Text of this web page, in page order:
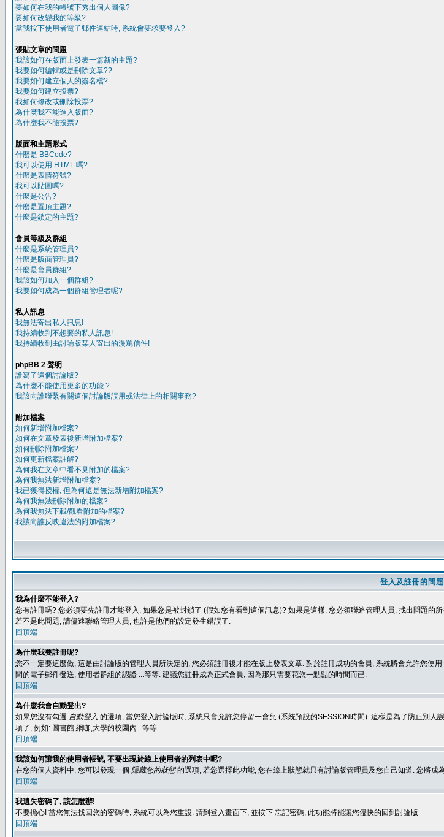
要如何在我的帳號下秀出個人圖像?
要如何改變我的等級?
當我按下使用者電子郵件連結時, 系統會要求要登入?
張貼文章的問題
我該如何在版面上發表一篇新的主題?
我要如何編輯或是刪除文章??
我要如何建立個人的簽名檔?
我要如何建立投票?
我如何修改或刪除投票?
為什麼我不能進入版面?
為什麼我不能投票?
版面和主題形式
什麼是 BBCode?
我可以使用 HTML 嗎?
什麼是表情符號?
我可以貼圖嗎?
什麼是公告?
什麼是置頂主題?
什麼是鎖定的主題?
會員等級及群組
什麼是系統管理員?
什麼是版面管理員?
什麼是會員群組?
我該如何加入一個群組?
我要如何成為一個群組管理者呢?
私人訊息
我無法寄出私人訊息!
我持續收到不想要的私人訊息!
我持續收到由討論版某人寄出的漫罵信件!
phpBB 2 聲明
誰寫了這個討論版?
為什麼不能使用更多的功能 ?
我該向誰聯繫有關這個討論版誤用或法律上的相關事務?
附加檔案
如何新增附加檔案?
如何在文章發表後新增附加檔案?
如何刪除附加檔案?
如何更新檔案註解?
為何我在文章中看不見附加的檔案?
為何我無法新增附加檔案?
我已獲得授權, 但為何還是無法新增附加檔案?
為何我無法刪除附加的檔案?
為何我無法下載/觀看附加的檔案?
我該向誰反映違法的附加檔案?
登入及註冊的問題
我為什麼不能登入?
您有註冊嗎? 您必須要先註冊才能登入. 如果您是被封鎖了 (假如您有看到這個訊息)? 如果是這樣, 您必須聯絡管理人員, 找出問題
若不是此問題, 請儘速聯絡管理人員, 也許是他們的設定發生錯誤了.
回頂端
為什麼我要註冊呢?
您不一定要這麼做, 這是由討論版的管理人員所決定的, 您必須註冊後才能在版上發表文章. 對於註冊成功的會員, 系統將會允許您
間的電子郵件發送, 使用者群組的認證 ...等等. 建議您註冊成為正式會員, 因為那只需要花您一點點的時間而已.
回頂端
為什麼我會自動登出?
如果您沒有勾選 自動登入 的選項, 當您登入討論版時, 系統只會允許您停留一會兒 (系統預設的SESSION時間). 這樣是為了防止別
項了, 例如: 圖書館,網咖,大學的校園內...等等.
回頂端
我該如何讓我的使用者帳號, 不要出現於線上使用者的列表中呢?
在您的個人資料中, 您可以發現一個 隱藏您的狀態的選項, 若您選擇此功能, 您在線上狀態就只有討論版管理員及您自己知道. 您將成
回頂端
我遺失密碼了, 該怎麼辦!
不要擔心! 當您無法找回您的密碼時, 系統可以為您重設. 請到登入畫面下, 並按下 忘記密碼, 此功能將能讓您儘快的回到討論版
回頂端